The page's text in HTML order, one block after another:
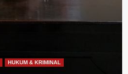
HUKUM & KRIMINAL